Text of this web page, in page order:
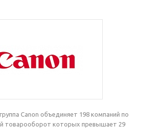
Canon объединяет 198 компаний по
товарооборот которых превышает 29